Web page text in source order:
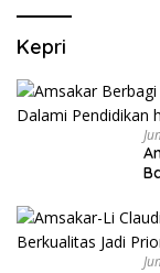
Kepri